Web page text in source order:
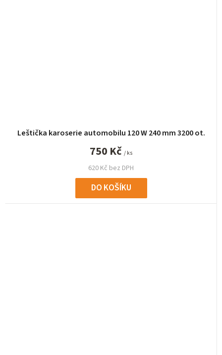
Leštička karoserie automobilu 120 W 240 mm 3200 ot.
620 Kč bez DPH
750 Kč / ks
DO KOŠÍKU